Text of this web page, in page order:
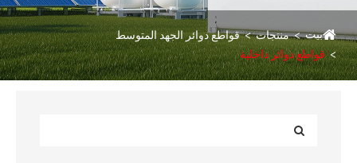
بيت منتجات
قواطع دوائر الجهد المتوسط
قواطع دوائر داخلية